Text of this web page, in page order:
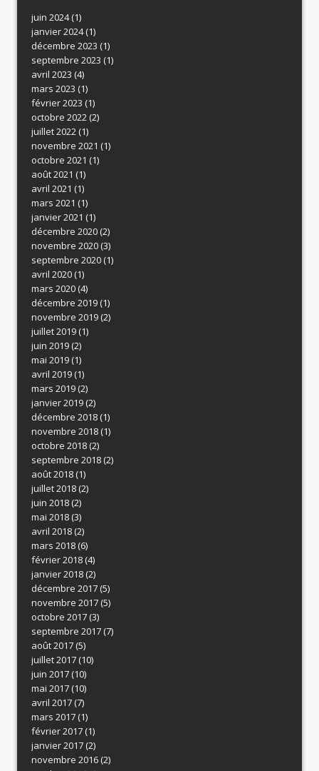
juin 2024(1)
janvier 2024(1)
décembre 2023 (1)
septembre 2023 (1)
avril 2023 (4)
mars 2023 (1)
février 2023 (1)
octobre 2022(2)
juillet 2022(1)
novembre 2021 (1)
octobre 2021 (1)
août 2021 (1)
avril 2021 (1)
mars 2021 (1)
janvier 2021 (1)
décembre 2020(2)
novembre 2020(3)
septembre 2020(1)
avril 2020(1)
mars 2020(4)
décembre 2019(1)
novembre 2019(2)
juillet 2019(1)
juin 2019(2)
mai 2019(1)
avril 2019(1)
mars 2019(2)
janvier 2019(2)
décembre 2018(1)
novembre 2018(1)
octobre 2018(2)
septembre 2018(2)
août 2018(1)
juillet 2018(2)
juin 2018(2)
mai 2018(3)
avril 2018(2)
mars 2018(6)
février 2018(4)
janvier 2018(2)
décembre 2017(5)
novembre 2017(5)
octobre 2017(3)
septembre 2017(7)
août 2017(5)
juillet 2017(10)
juin 2017(10)
mai 2017(10)
avril 2017(7)
mars 2017(1)
février 2017(1)
janvier 2017(2)
novembre 2016(2)